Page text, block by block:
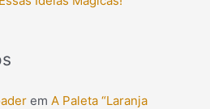
em A Paleta “Laranja